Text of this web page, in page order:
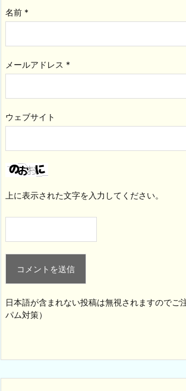
名前 *
メールアドレス *
ウェブサイト
上に表示された文字を入力してください。
日本語が含まれない投稿は無視されますのでご
パム対策）